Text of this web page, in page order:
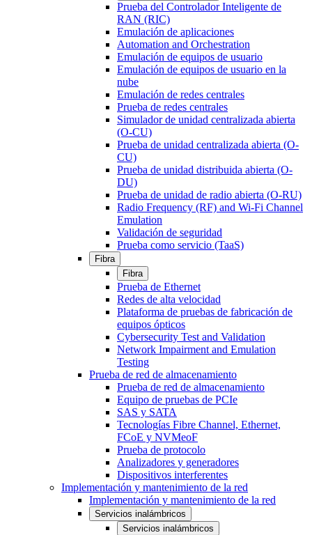
Prueba del Controlador Inteligente de
RAN (RIC)
Emulación de aplicaciones
Automation and Orchestration
Emulación de equipos de usuario
Emulación de equipos de usuario en la
nube
Emulación de redes centrales
Prueba de redes centrales
Simulador de unidad centralizada abierta
(O-CU)
Prueba de unidad centralizada abierta (O-
CU)
Prueba de unidad distribuida abierta (O-
DU)
Prueba de unidad de radio abierta (O-RU)
Radio Frequency (RF) and Wi-Fi Channel
Emulation
Validación de seguridad
Prueba como servicio (TaaS)
Fibra
Fibra
Prueba de Ethernet
Redes de alta velocidad
Plataforma de pruebas de fabricación de
equipos ópticos
Cybersecurity Test and Validation
Network Impairment and Emulation
Testing
Prueba de red de almacenamiento
Prueba de red de almacenamiento
Equipo de pruebas de PCIe
SAS y SATA
Tecnologías Fibre Channel, Ethernet,
FCoE y NVMeoF
Prueba de protocolo
Analizadores y generadores
Dispositivos interferentes
Implementación y mantenimiento de la red
Implementación y mantenimiento de la red
Servicios inalámbricos
Servicios inalámbricos